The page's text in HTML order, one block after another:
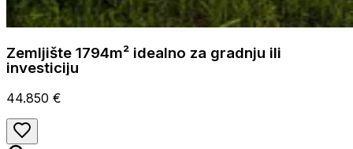
Zemljište 1794m² idealno za gradnju ili
investiciju
44.850 €